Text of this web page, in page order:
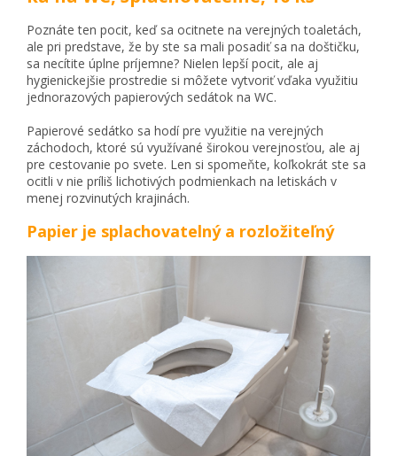
Poznáte ten pocit, keď sa ocitnete na verejných toaletách,
ale pri predstave, že by ste sa mali posadiť sa na doštičku,
sa necítite úplne príjemne? Nielen lepší pocit, ale aj
hygienickejšie prostredie si môžete vytvoriť vďaka využitiu
jednorazových papierových sedátok na WC.
Papierové sedátko sa hodí pre využitie na verejných
záchodoch, ktoré sú využívané širokou verejnosťou, ale aj
pre cestovanie po svete. Len si spomeňte, koľkokrát ste sa
ocitli v nie príliš lichotivých podmienkach na letiskách v
menej rozvinutých krajinách.
Papier je splachovatelný a rozložiteľný